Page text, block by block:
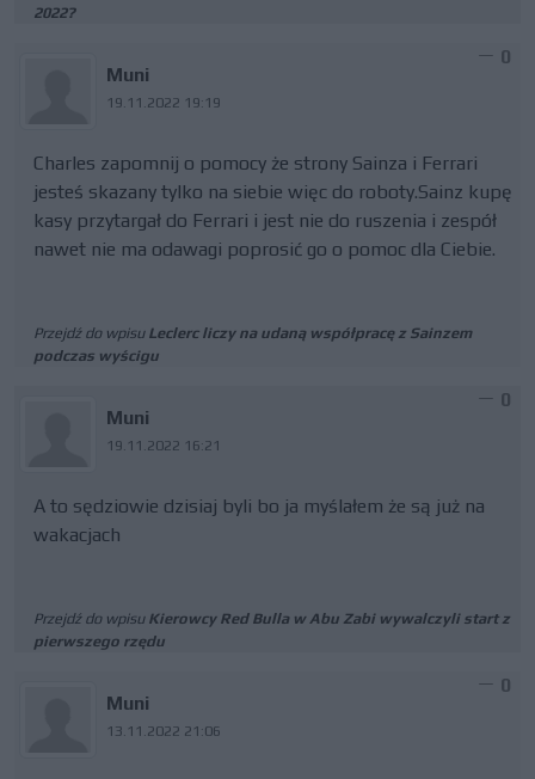
2022?
Muni
19.11.2022 19:19
0
Charles zapomnij o pomocy że strony Sainza i Ferrari
jesteś skazany tylko na siebie więc do roboty.Sainz kupę
kasy przytargał do Ferrari i jest nie do ruszenia i zespół
nawet nie ma odawagi poprosić go o pomoc dla Ciebie.
Przejdź do wpisu Leclerc liczy na udaną współpracę z Sainzem
podczas wyścigu
Muni
19.11.2022 16:21
0
A to sędziowie dzisiaj byli bo ja myślałem że są już na
wakacjach
Przejdź do wpisu Kierowcy Red Bulla w Abu Zabi wywalczyli start z
pierwszego rzędu
Muni
13.11.2022 21:06
0